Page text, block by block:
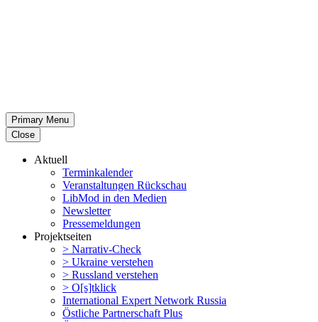
Primary Menu
Close
Aktuell
Termin­ka­lender
Veran­stal­tungen Rückschau
LibMod in den Medien
Newsletter
Presse­mel­dungen
Projekt­seiten
> Narrativ-Check
> Ukraine verstehen
> Russland verstehen
> O[s]tklick
Inter­na­tional Expert Network Russia
Östliche Partner­schaft Plus